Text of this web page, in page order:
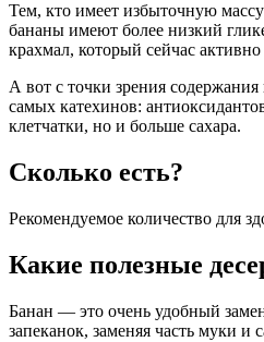
Тем, кто имеет избыточную
бананы имеют более низкий
крахмал, который сейчас
А вот с точки зрения
самых катехинов:
клетчатки, но и больше сахара.
Сколько есть?
Рекомендуемое количество для
Какие полезные
Банан — это очень удобный
запеканок, заменяя часть муки